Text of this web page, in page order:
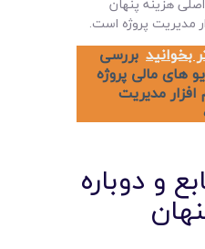
مدیریت پروژه است.
بخوانید بررسی
های مالی پروژه
افزار مدیریت
و دوباره